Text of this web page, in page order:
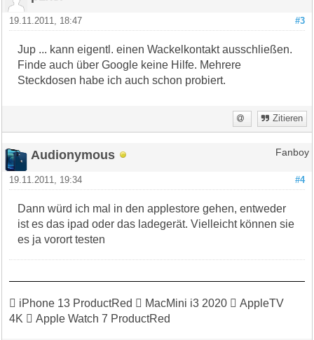
#3
19.11.2011, 18:47
Jup ... kann eigentl. einen Wackelkontakt ausschließen.
Finde auch über Google keine Hilfe. Mehrere
Steckdosen habe ich auch schon probiert.
Zitieren
Audionymous Fanboy
#4
19.11.2011, 19:34
Dann würd ich mal in den applestore gehen, entweder
ist es das ipad oder das ladegerät. Vielleicht können sie
es ja vorort testen
 iPhone 13 ProductRed  MacMini i3 2020  AppleTV
4K  Apple Watch 7 ProductRed